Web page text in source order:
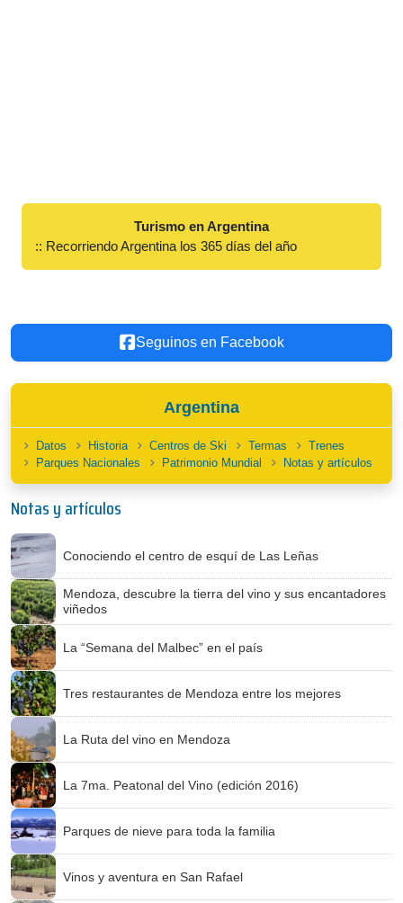
Turismo en Argentina
:: Recorriendo Argentina los 365 días del año
Seguinos en Facebook
Argentina
Datos Historia Centros de Ski Termas
Trenes
Parques Nacionales
Patrimonio Mundial Notas y artículos
Notas y artículos
Conociendo el centro de esquí de Las Leñas
Mendoza, descubre la tierra del vino y sus encantadores
viñedos
La “Semana del Malbec” en el país
Tres restaurantes de Mendoza entre los mejores
La Ruta del vino en Mendoza
La 7ma. Peatonal del Vino (edición 2016)
Parques de nieve para toda la familia
Vinos y aventura en San Rafael